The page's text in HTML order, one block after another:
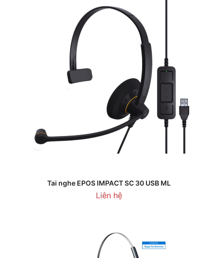
Tai nghe EPOS IMPACT SC 30 USB ML
Liên hệ